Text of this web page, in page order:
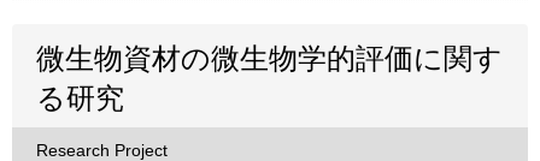
微生物資材の微生物学的評価に関す
る研究
Research Project